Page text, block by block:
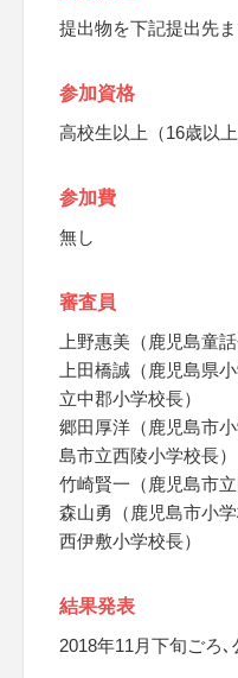
提出物を下記提出先
参加資格
高校生以上（16歳以
参加費
無し
審査員
上野惠美（鹿児島童話
上田橋誠（鹿児島県
立中郡小学校長）
郷田厚洋（鹿児島市
島市立西陵小学校長）
竹崎賢一（鹿児島市
森山勇（鹿児島市小
西伊敷小学校長）
結果発表
2018年11月下旬ごろ